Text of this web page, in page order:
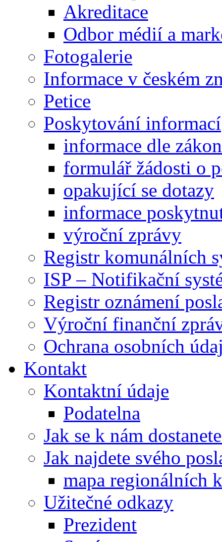
Akreditace
Odbor médií a
Fotogalerie
Informace v českém
Petice
Poskytování informací
informace dle
formulář žádosti o
opakující se dotazy
informace
výroční zprávy
Registr komunálních
ISP – Notifikační
Registr oznámení
Výroční finanční
Ochrana osobních
Kontakt
Kontaktní údaje
Podatelna
Jak se k nám
Jak najdete svého
mapa regionálních
Užitečné odkazy
Prezident